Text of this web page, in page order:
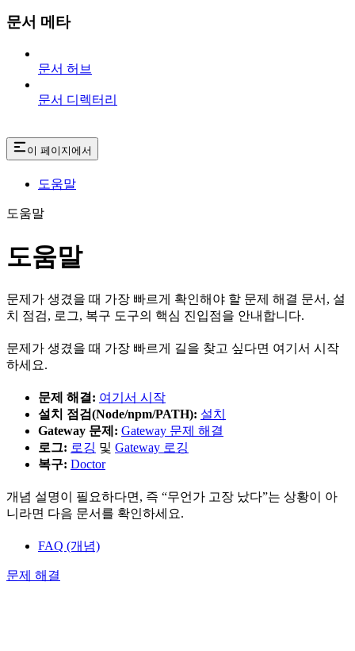
문서 메타
문서 허브
문서 디렉터리
이 페이지에서
도움말
도움말
도움말
문제가 생겼을 때 가장 빠르게 확인해야 할 문제 해결 문서, 설
치 점검, 로그, 복구 도구의 핵심 진입점을 안내합니다.
문제가 생겼을 때 가장 빠르게 길을 찾고 싶다면 여기서 시작
하세요.
문제 해결: 여기서 시작
설치 점검(Node/npm/PATH): 설치
Gateway 문제: Gateway 문제 해결
로그: 로깅 및 Gateway 로깅
복구: Doctor
개념 설명이 필요하다면, 즉 “무언가 고장 났다”는 상황이 아
니라면 다음 문서를 확인하세요.
FAQ (개념)
문제 해결